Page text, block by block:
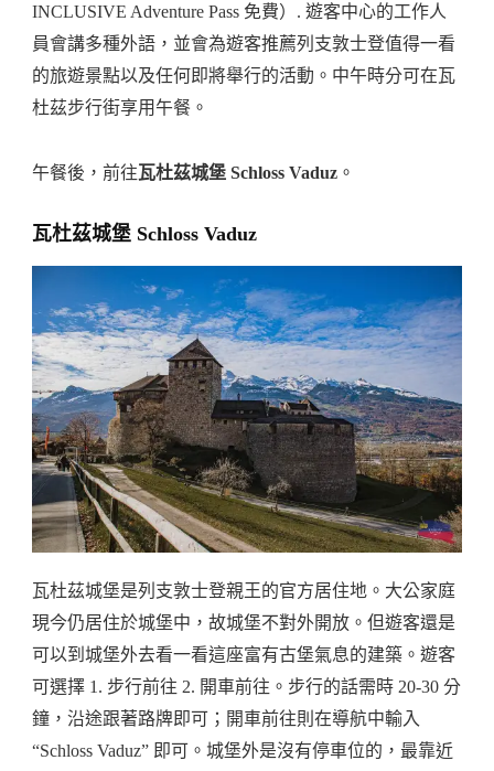
INCLUSIVE Adventure Pass 免費）. 遊客中心的工作人
員會講多種外語，並會為遊客推薦列支敦士登值得一看
的旅遊景點以及任何即將舉行的活動。中午時分可在瓦
杜茲步行街享用午餐。
午餐後，前往瓦杜茲城堡 Schloss Vaduz 。
瓦杜茲城堡 Schloss Vaduz
瓦杜茲城堡是列支敦士登親王的官方居住地。大公家庭
現今仍居住於城堡中，故城堡不對外開放。但遊客還是
可以到城堡外去看一看這座富有古堡氣息的建築。遊客
可選擇 1. 步行前往 2. 開車前往。步行的話需時 20-30 分
鐘，沿途跟著路牌即可；開車前往則在導航中輸入
“Schloss Vaduz” 即可。城堡外是沒有停車位的，最靠近